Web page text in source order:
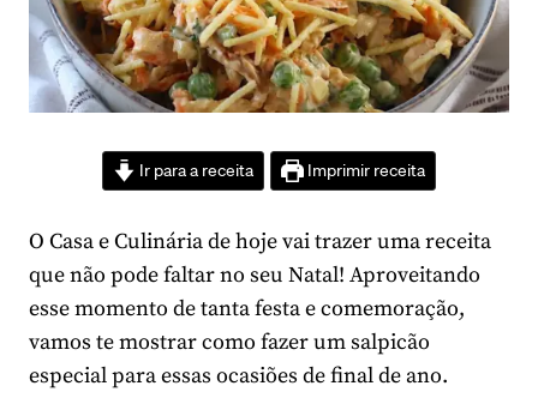
Ir para a receita Imprimir receita
O Casa e Culinária de hoje vai trazer uma receita
que não pode faltar no seu Natal! Aproveitando
esse momento de tanta festa e comemoração,
vamos te mostrar como fazer um salpicão
especial para essas ocasiões de final de ano.